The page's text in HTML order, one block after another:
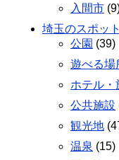
入間市
埼玉のスポット
公園 (39)
遊べる場
ホテル・
公共施設
観光地
温泉 (15)